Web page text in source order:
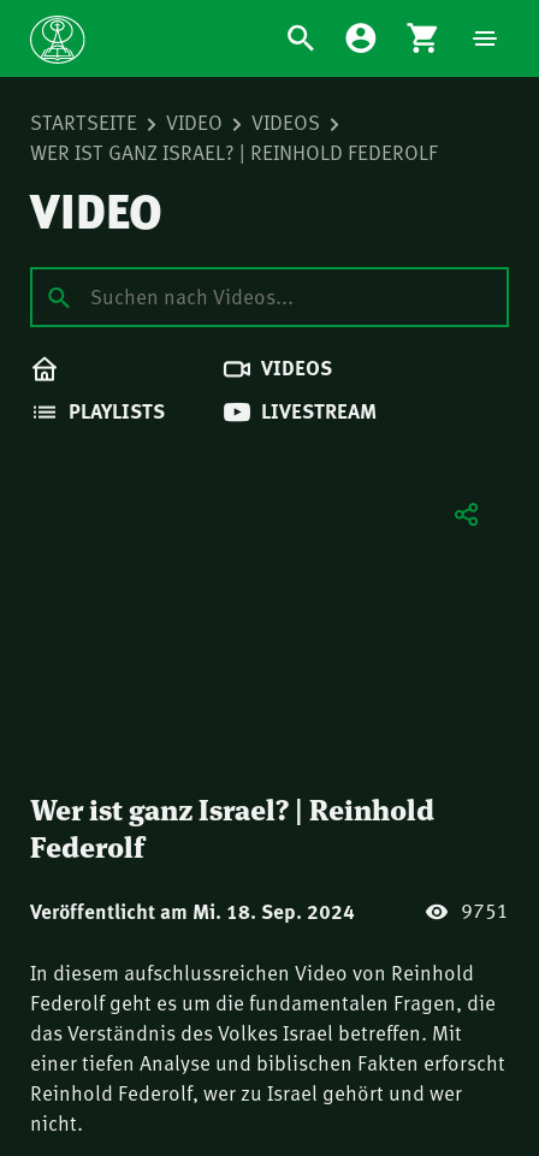
STARTSEITE VIDEO
VIDEOS
WER IST GANZ ISRAEL? | REINHOLD FEDEROLF
VIDEO
VIDEOS
PLAYLISTS
LIVESTREAM
Wer ist ganz Israel? | Reinhold
Federolf
Veröffentlicht am Mi. 18. Sep. 2024 9751
In diesem aufschlussreichen Video von Reinhold
Federolf geht es um die fundamentalen Fragen, die
das Verständnis des Volkes Israel betreffen. Mit
einer tiefen Analyse und biblischen Fakten erforscht
Reinhold Federolf, wer zu Israel gehört und wer
nicht.